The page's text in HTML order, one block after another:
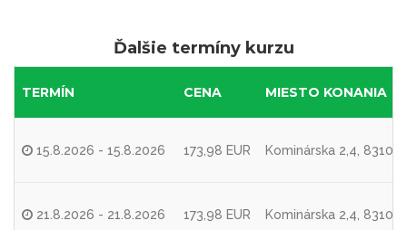
Ďalšie termíny kurzu
TERMÍN CENA MIESTO KONANIA
15.8.2026 - 15.8.2026 173,98 EUR Kominárska 2,4, 83104
21.8.2026 - 21.8.2026 173,98 EUR Kominárska 2,4, 83104